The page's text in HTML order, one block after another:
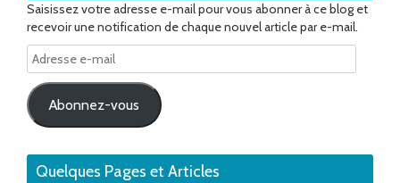
Saisissez votre adresse e-mail pour vous abonner à ce blog et
recevoir une notification de chaque nouvel article par e-mail.
Adresse
e-
mail
Abonnez-vous
Quelques Pages et Articles